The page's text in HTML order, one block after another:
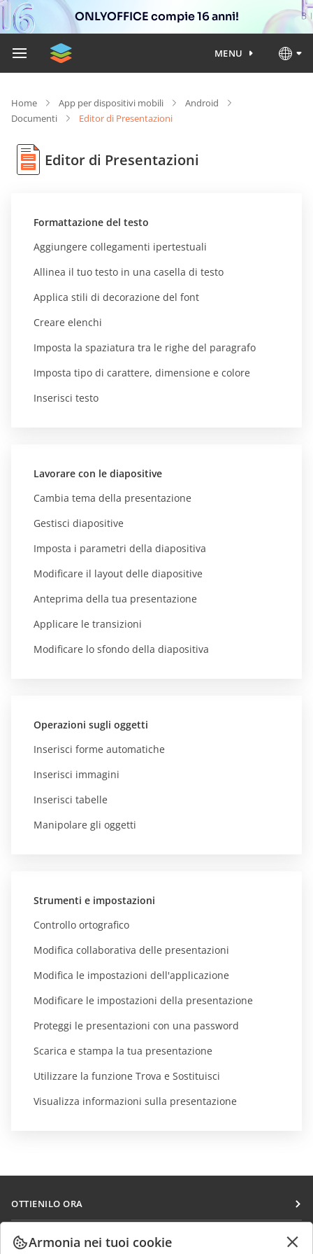
ONLYOFFICE compie 16 anni!
MENU
Home App per dispositivi mobili
Android
Documenti
Editor di Presentazioni
Editor di Presentazioni
Formattazione del testo
Aggiungere collegamenti ipertestuali
Allinea il tuo testo in una casella di testo
Applica stili di decorazione del font
Creare elenchi
Imposta la spaziatura tra le righe del paragrafo
Imposta tipo di carattere, dimensione e colore
Inserisci testo
Lavorare con le diapositive
Cambia tema della presentazione
Gestisci diapositive
Imposta i parametri della diapositiva
Modificare il layout delle diapositive
Anteprima della tua presentazione
Applicare le transizioni
Modificare lo sfondo della diapositiva
Operazioni sugli oggetti
Inserisci forme automatiche
Inserisci immagini
Inserisci tabelle
Manipolare gli oggetti
Strumenti e impostazioni
Controllo ortografico
Modifica collaborativa delle presentazioni
Modifica le impostazioni dell'applicazione
Modificare le impostazioni della presentazione
Proteggi le presentazioni con una password
Scarica e stampa la tua presentazione
Utilizzare la funzione Trova e Sostituisci
Visualizza informazioni sulla presentazione
OTTIENILO ORA
Docs
DocSpace
COLLABORA
Armonia nei tuoi cookie